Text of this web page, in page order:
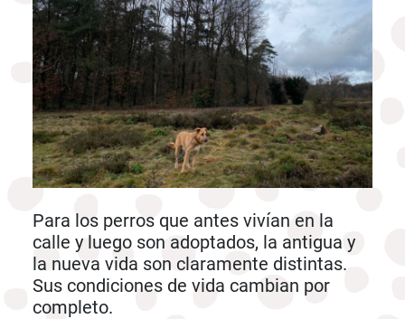
Para los perros que antes vivían en la
calle y luego son adoptados, la antigua y
la nueva vida son claramente distintas.
Sus condiciones de vida cambian por
completo.